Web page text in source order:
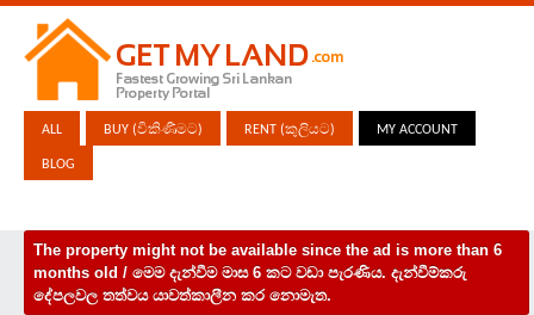
ALL BUY (විකිණීමට) RENT (කුලියට) MY ACCOUNT
BLOG
The property might not be available since the ad is more than 6
months old / මෙම දැන්වීම මාස 6 කට වඩා පැරණිය. දැන්වීම්කරු
දේපලවල තත්වය යාවත්කාලීන කර නොමැත.